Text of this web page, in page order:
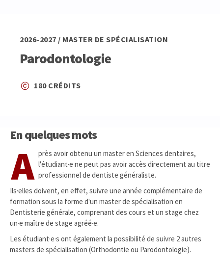
2026-2027 / MASTER DE SPÉCIALISATION
Parodontologie
180 CRÉDITS
En quelques mots
A près avoir obtenu un master en Sciences dentaires,
l'étudiant·e ne peut pas avoir accès directement au titre
professionnel de dentiste généraliste.
Ils·elles doivent, en effet, suivre une année complémentaire de
formation sous la forme d'un master de spécialisation en
Dentisterie générale, comprenant des cours et un stage chez
un·e maître de stage agréé·e.
Les étudiant·e·s ont également la possibilité de suivre 2 autres
masters de spécialisation (Orthodontie ou Parodontologie).